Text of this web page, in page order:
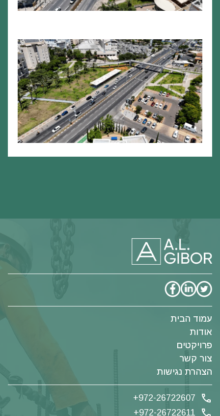
עמוד הבית
אודות
פרויקטים
צור קשר
הצהרת נגישות
+972-26722607
+972-26722611